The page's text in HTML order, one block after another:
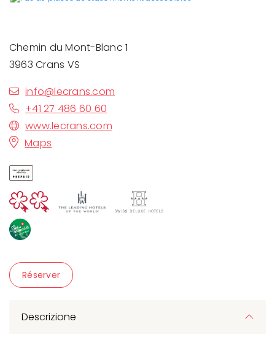
Chemin du Mont-Blanc 1
3963 Crans VS
info@lecrans.com
+41 27 486 60 60
www.lecrans.com
Maps
Réserver
Descrizione